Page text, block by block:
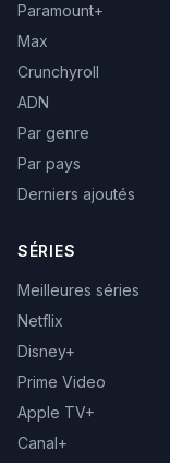
Paramount+
Max
Crunchyroll
ADN
Par genre
Par pays
Derniers ajoutés
SÉRIES
Meilleures séries
Netflix
Disney+
Prime Video
Apple TV+
Canal+